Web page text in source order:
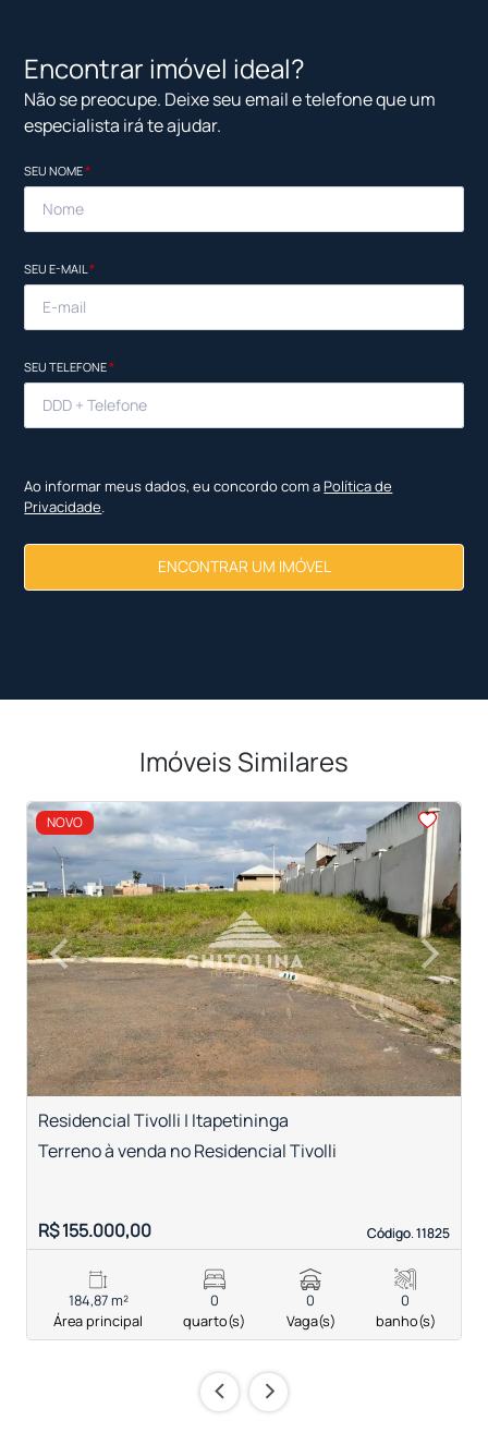
Encontrar imóvel ideal?
Não se preocupe. Deixe seu email e telefone que um
especialista irá te ajudar.
SEU NOME*
SEU E-MAIL*
SEU TELEFONE*
Ao informar meus dados, eu concordo com a Política de
Privacidade.
ENCONTRAR UM IMÓVEL
Imóveis Similares
NOVO
‹Previous ›
Next
Residencial Tivolli | Itapetininga
Código. 11825
Código. 11825
Terreno à venda no Residencial Tivolli
R$ 155.000,00
184,87 m²
Área principal
0
quarto(s)
0
Vaga(s)
0
banho(s)
‹ ›